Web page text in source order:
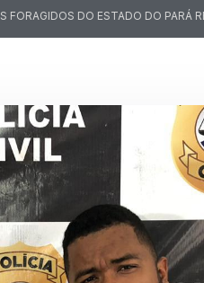
FORAGIDOS DO ESTADO DO PARÁ